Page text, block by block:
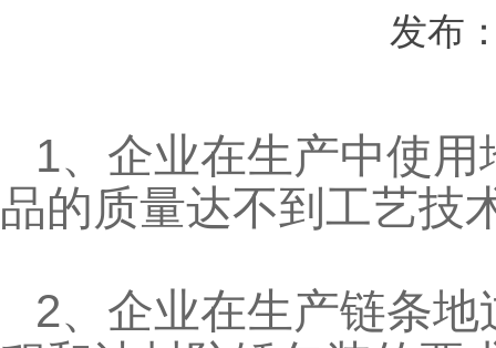
发布
1、企业在生产中使
品的质量达不到工艺技
2、企业在生产链条